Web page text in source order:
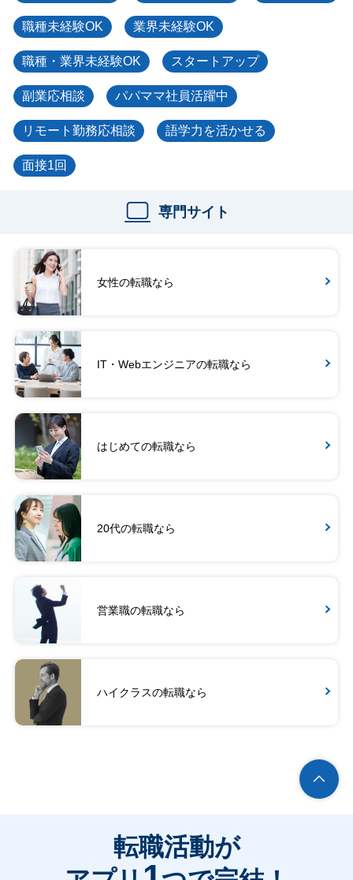
職種未経験OK 業界未経験OK
職種・業界未経験OK スタートアップ
副業応相談 パパママ社員活躍中
リモート勤務応相談 語学力を活かせる
面接1回
専門サイト
女性の転職なら
IT・Webエンジニアの転職なら
はじめての転職なら
20代の転職なら
営業職の転職なら
ハイクラスの転職なら
転職活動が